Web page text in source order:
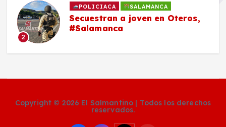
2
POLICIACA SALAMANCA
Secuestran a joven en Oteros,
#Salamanca
Copyright © 2026 El Salmantino | Todos los derechos
reservados.